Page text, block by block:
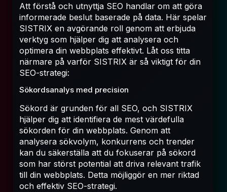
Att förstå och utnyttja SEO handlar om att göra
informerade beslut baserade på data. Här spelar
SISTRIX en avgörande roll genom att erbjuda
verktyg som hjälper dig att analysera och
optimera din webbplats effektivt. Låt oss titta
närmare på varför SISTRIX är så viktigt för din
SEO-strategi:
Sökordsanalys med precision
Sökord är grunden för all SEO, och SISTRIX
hjälper dig att identifiera de mest värdefulla
sökorden för din webbplats. Genom att
analysera sökvolym, konkurrens och trender
kan du säkerställa att du fokuserar på sökord
som har störst potential att driva relevant trafik
till din webbplats. Detta möjliggör en mer riktad
och effektiv SEO-strategi.